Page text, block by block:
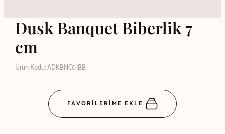
Dusk Banquet Biberlik 7
cm
Ürün Kodu: ADKBNC01BB
FAVORİLERİME EKLE